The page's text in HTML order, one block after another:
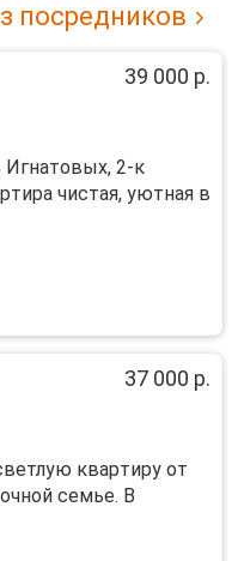
посредников
39 000 р.
Игнатовых, 2-к
чиcтaя, уютнaя в
37 000 р.
квapтиру от
сeмьe. B